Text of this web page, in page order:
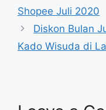
Shopee Juli 2020
Diskon Bulan
Kado Wisuda di